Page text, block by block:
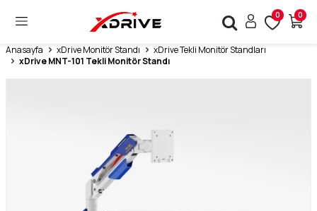
0 0
Anasayfa xDrive Monitör Standı
xDrive Tekli Monitör Standları
xDrive MNT-101 Tekli Monitör Standı